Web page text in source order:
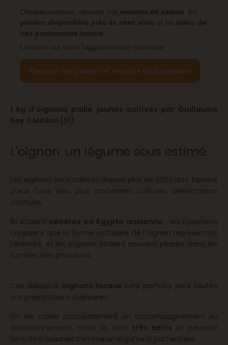
Chaque semaine, recevez nos recettes de saison
, les
paniers disponibles près de chez vous et les actus de
nos producteurs locaux
Livraison sur toute l’agglomération lyonnaise.
Recevoir les paniers et recettes de la semaine
1 kg d'oignons paille jaunes cultivés par Guillaume
Rey à Miribel (01).
L'oignon, un légume sous estimé
Les oignons sont cultivés depuis plus de 5000 ans, faisant
d'eux l'une des plus anciennes cultures alimentaires
connues.
Ils étaient vénérés en Égypte ancienne : les Égyptiens
croyaient que la forme circulaire de l'oignon représentait
l'éternité, et les oignons étaient souvent placés dans les
tombes des pharaons.
Ces délicieux oignons locaux sont parfaits pour toutes
vos préparations culinaires.
On les utilise principalement en accompagnement ou
assaisonnement, mais ils sont très sains et peuvent
ainsi être cuisinés comme un légume à part entière.